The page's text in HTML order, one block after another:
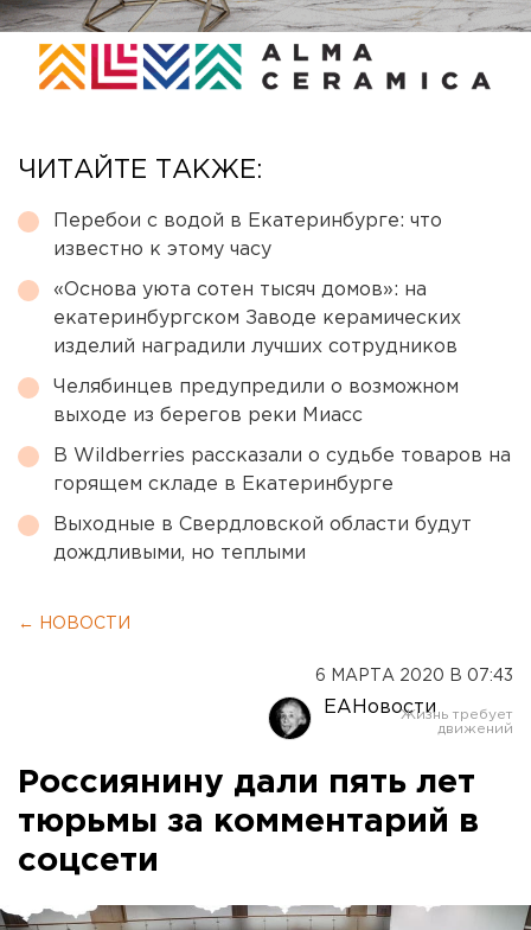
ЧИТАЙТЕ ТАКЖЕ:
Перебои с водой в Екатеринбурге: что
известно к этому часу
«Основа уюта сотен тысяч домов»: на
екатеринбургском Заводе керамических
изделий наградили лучших сотрудников
Челябинцев предупредили о возможном
выходе из берегов реки Миасс
В Wildberries рассказали о судьбе товаров на
горящем складе в Екатеринбурге
Выходные в Свердловской области будут
дождливыми, но теплыми
← НОВОСТИ
6 МАРТА 2020 В 07:43
ЕАНовости
Россиянину дали пять лет
тюрьмы за комментарий в
соцсети